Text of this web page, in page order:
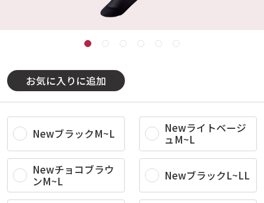
お気に入りに追加
NewブラックM~L
Newライトベージ
ュM~L
Newチョコブラウ
ンM~L
NewブラックL~LL